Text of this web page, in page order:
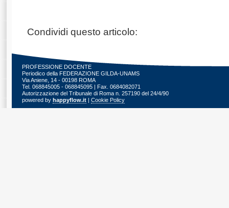
Condividi questo articolo:
PROFESSIONE DOCENTE
Periodico della FEDERAZIONE GILDA-UNAMS
Via Aniene, 14 - 00198 ROMA
Tel. 068845005 - 068845095 | Fax. 0684082071
Autorizzazione del Tribunale di Roma n. 257190 del 24/4/90
powered by happyflow.it | Cookie Policy